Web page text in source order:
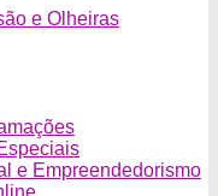
e Olheiras
e Empreendedorismo